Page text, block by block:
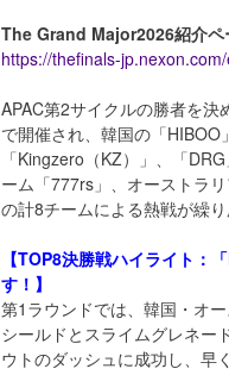
The Grand Major2026紹介ペ
https://thefinals-
APAC第2サイクルの勝者を
で開催され、韓国の「
「Kingzero（KZ）」、「
ーム「777rs」、オーストラ
の計8チームによる熱戦が繰
【TOP8決勝戦ハイライト：
す！】
第1ラウンドでは、韓国・オ
シールドとスライムグレネー
ウトのダッシュに成功し、早